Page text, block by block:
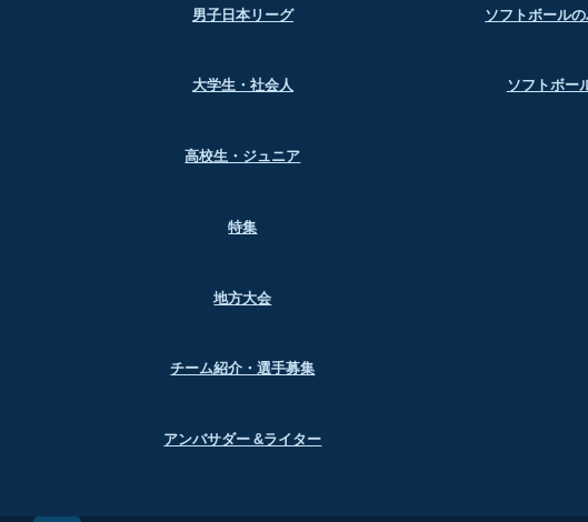
男子日本リーグ
大学生・社会人
高校生・ジュニア
特集
地方大会
チーム紹介・選手募集
アンバサダー &ライター
ソフトボール
ソフトボー